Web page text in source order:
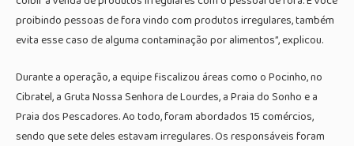
proibindo pessoas de fora vindo com produtos irregulares, também
evita esse caso de alguma contaminação por alimentos”, explicou.
Durante a operação, a equipe fiscalizou áreas como o Pocinho, no
Cibratel, a Gruta Nossa Senhora de Lourdes, a Praia do Sonho e a
Praia dos Pescadores. Ao todo, foram abordados 15 comércios,
sendo que sete deles estavam irregulares. Os responsáveis foram